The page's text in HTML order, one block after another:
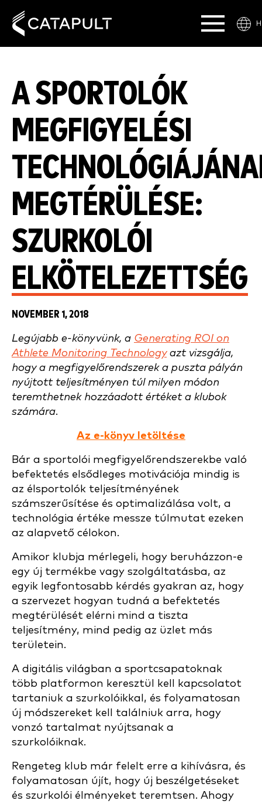
A SPORTOLÓK
MEGFIGYELÉSI
MEGTÉRÜLÉSE:
SZURKOLÓI
ELKÖTELEZETTSÉG
NOVEMBER 1, 2018
Legújabb e-könyvünk, a Generating ROI on
Athlete Monitoring Technologyazt vizsgálja,
hogy a megfigyelőrendszerek a puszta pályán
nyújtott teljesítményen túl milyen módon
teremthetnek hozzáadott értéket a klubok
számára.
Az e-könyv letöltése
Bár a sportolói megfigyelőrendszerekbe való
befektetés elsődleges motivációja mindig is
az élsportolók teljesítményének
számszerűsítése és optimalizálása volt, a
technológia értéke messze túlmutat ezeken
az alapvető célokon.
Amikor klubja mérlegeli, hogy beruházzon-e
egy új termékbe vagy szolgáltatásba, az
egyik legfontosabb kérdés gyakran az, hogy
a szervezet hogyan tudná a befektetés
megtérülését elérni mind a tiszta
teljesítmény, mind pedig az üzlet más
területein.
A digitális világban a sportcsapatoknak
több platformon keresztül kell kapcsolatot
tartaniuk a szurkolóikkal, és folyamatosan
új módszereket kell találniuk arra, hogy
vonzó tartalmat nyújtsanak a
szurkolóiknak.
Rengeteg klub már felelt erre a kihívásra, és
folyamatosan újít, hogy új beszélgetéseket
és szurkolói élményeket teremtsen. Ahogy